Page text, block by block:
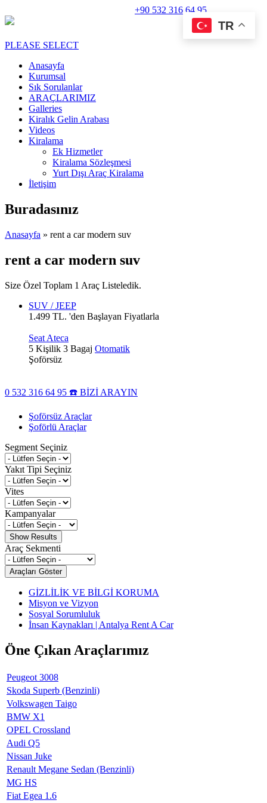
+90 532 316 64 95
PLEASE SELECT
Anasayfa
Kurumsal
Sık Sorulanlar
ARAÇLARIMIZ
Galleries
Kiralık Gelin Arabası
Videos
Kiralama
Ek Hizmetler
Kiralama Sözleşmesi
Yurt Dışı Araç Kiralama
İletişim
Buradasınız
Anasayfa » rent a car modern suv
rent a car modern suv
Size Özel Toplam 1 Araç Listeledik.
SUV / JEEP
1.499 TL. 'den Başlayan Fiyatlarla
Seat Ateca
5 Kişilik 3 Bagaj Otomatik
Şoförsüz
0 532 316 64 95 ☎️ BİZİ ARAYIN
TR
Şoförsüz Araçlar
Şoförlü Araçlar
Segment Seçiniz
Yakıt Tipi Seçiniz
Vites
Kampanyalar
Araç Sekmenti
GİZLİLİK VE BİLGİ KORUMA
Misyon ve Vizyon
Sosyal Sorumluluk
İnsan Kaynakları | Antalya Rent A Car
Öne Çıkan Araçlarımız
Peugeot 3008
Skoda Superb (Benzinli)
Volkswagen Taigo
BMW X1
OPEL Crossland
Audi Q5
Nissan Juke
Renault Megane Sedan (Benzinli)
MG HS
Fiat Egea 1.6